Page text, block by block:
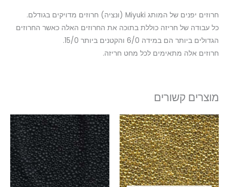
חרוזים יפנים של המותג Miyuki (ונציה) חרוזים מדויקים בגודלם.
כל עבודה של חריזה כוללת בתוכה את החרוזים האלה כאשר החרוזים
הגדולים ביותר הם במידה 6/0 והקטנים ביותר 15/0.
חרוזים אלה מתאימים לכל מחט חריזה.
מוצרים קשורים
טווח
מחירים:
עד
למוצר
זה
יש
מספר
סוגים.
ניתן
טווח
מחירים:
עד
למוצר
זה
יש
מספר
סוגים.
ניתן